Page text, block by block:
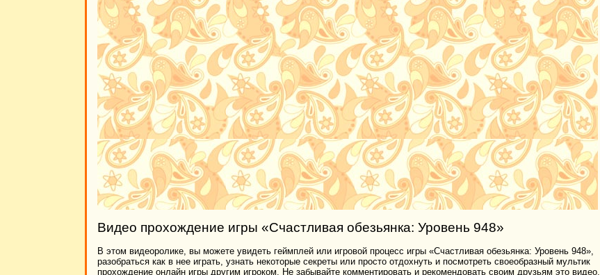
Видео прохождение игры «Счастливая обезьянка: Уровень 948»
В этом видеоролике, вы можете увидеть геймплей или игровой процесс игры «Счастливая обезьянка: Уровень 948»,
разобраться как в нее играть, узнать некоторые секреты или просто отдохнуть и посмотреть своеобразный мультик
прохождение онлайн игры другим игроком. Не забывайте комментировать и рекомендовать своим друзьям это видео.